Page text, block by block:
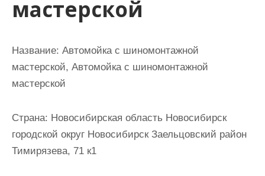
мастерской
Название: Автомойка с шиномонтажной
мастерской, Автомойка с шиномонтажной
мастерской
Страна: Новосибирская область Новосибирск
городской округ Новосибирск Заельцовский район
Тимирязева, 71 к1